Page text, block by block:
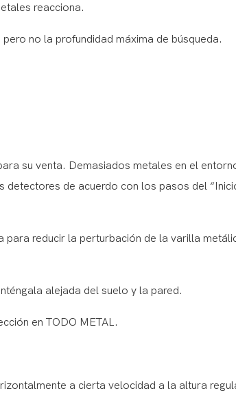
reacciona.
no la profundidad máxima de búsqueda.
su venta. Demasiados metales en el
de acuerdo con los pasos del
reducir la perturbación de la varilla
alejada del suelo y la pared.
en TODO METAL.
a cierta velocidad a la altura